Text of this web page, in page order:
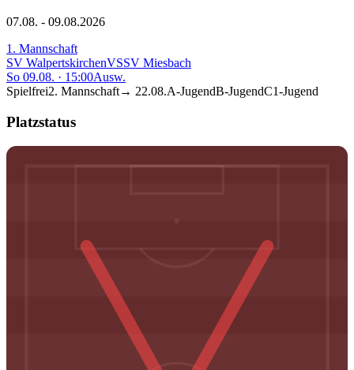
07.08. - 09.08.2026
1. Mannschaft
SV WalpertskirchenVSSV Miesbach
So 09.08. · 15:00Ausw.
Spielfrei2. Mannschaft→ 22.08.A-JugendB-JugendC1-Jugend
Platzstatus